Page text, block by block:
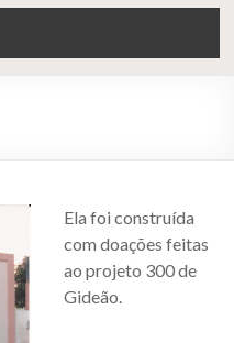
Ela foi construída
com doações feitas
ao projeto 300 de
Gideão.